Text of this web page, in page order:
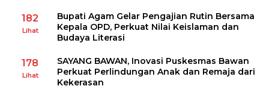
182
Lihat
Bupati Agam Gelar Pengajian Rutin Bersama
Kepala OPD, Perkuat Nilai Keislaman dan
Budaya Literasi
178
Lihat
SAYANG BAWAN, Inovasi Puskesmas Bawan
Perkuat Perlindungan Anak dan Remaja dari
Kekerasan